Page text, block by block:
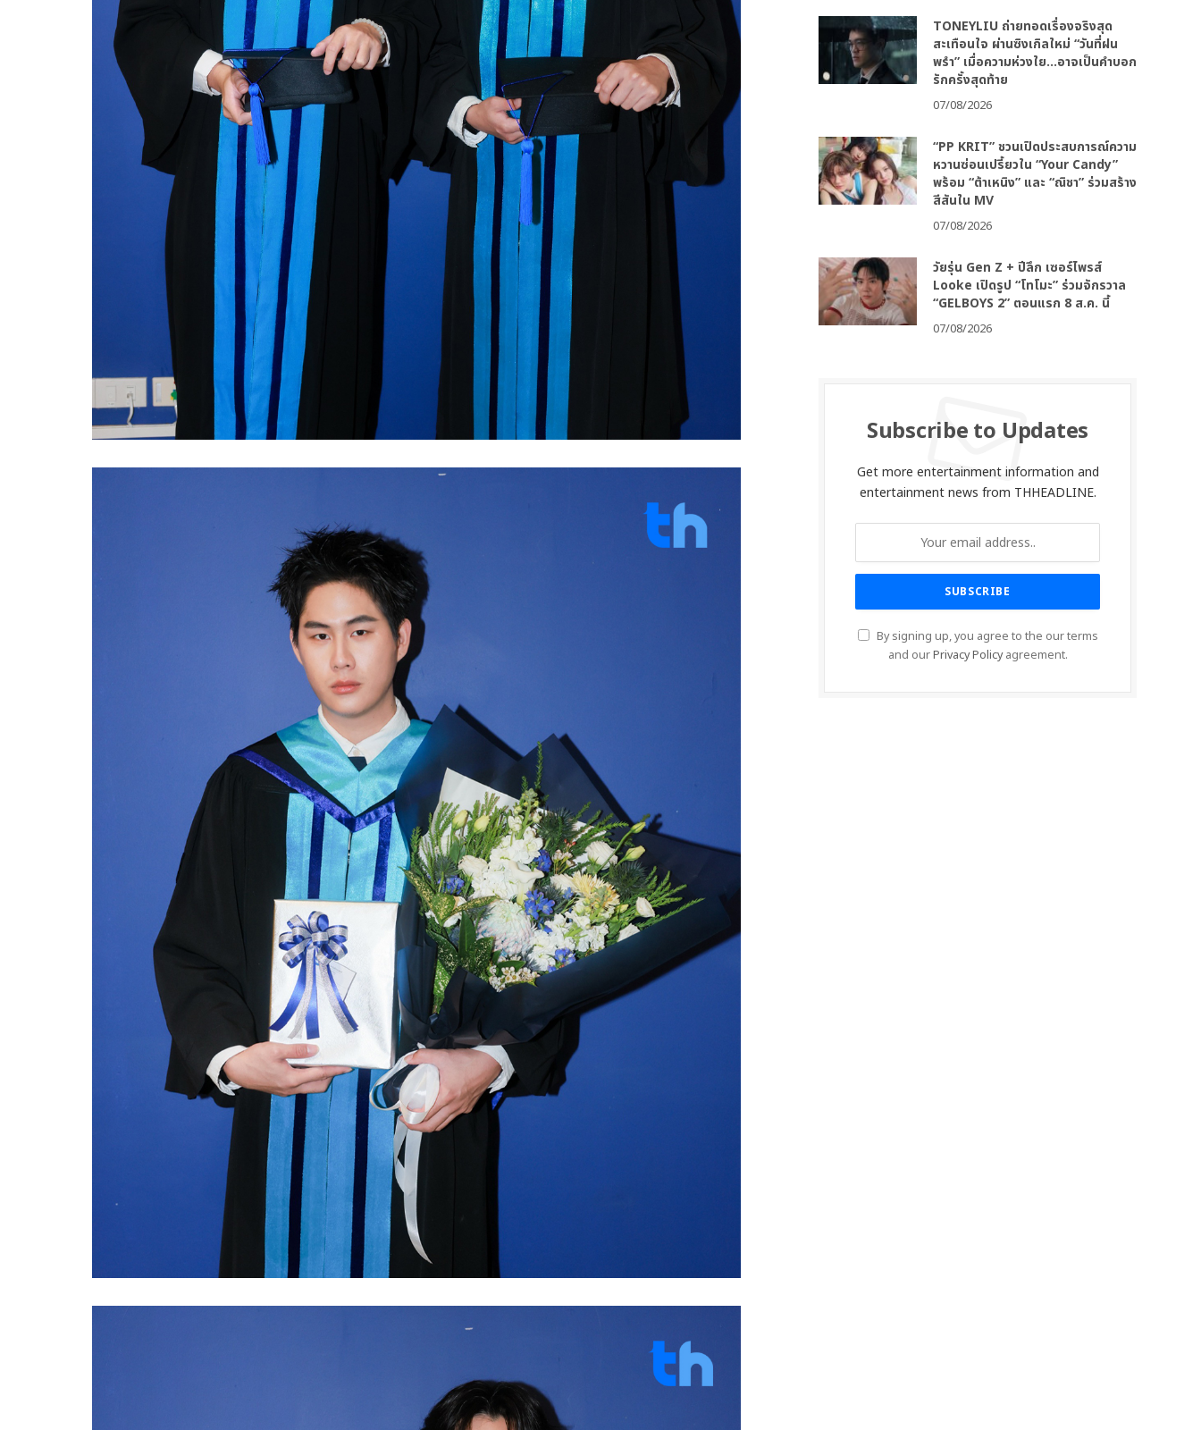
TONEYLIU ถ่ายทอดเรื่องจริงสุด
สะเทือนใจ ผ่านซิงเกิลใหม่ “วันที่ฝน
พรำ” เมื่อความห่วงใย…อาจเป็นคำบอก
รักครั้งสุดท้าย
07/08/2026
“PP KRIT” ชวนเปิดประสบการณ์ความ
หวานซ่อนเปรี้ยวใน “Your Candy”
พร้อม “ต้าเหนิง” และ “ณิชา” ร่วมสร้าง
สีสันใน MV
07/08/2026
วัยรุ่น Gen Z + ปีลึก เซอร์ไพรส์
Looke เปิดรูป “โทโมะ” ร่วมจักรวาล
“GELBOYS 2” ตอนแรก 8 ส.ค. นี้
07/08/2026
Subscribe to Updates
Get more entertainment information and
entertainment news from THHEADLINE.
By signing up, you agree to the our terms
and ourPrivacy Policyagreement.